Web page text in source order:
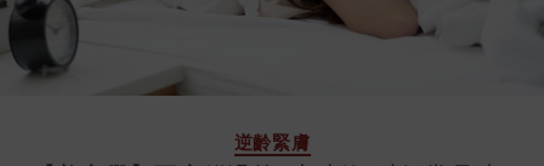
逆齡緊膚